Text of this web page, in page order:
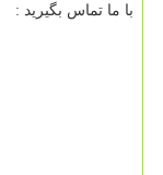
با ما تماس بگیرید :